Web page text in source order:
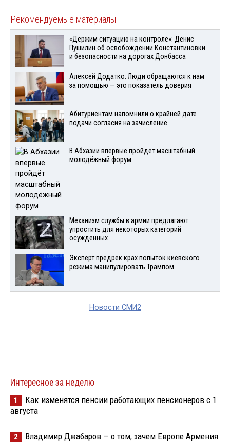
Рекомендуемые материалы
«Держим ситуацию на контроле»: Денис
Пушилин об освобождении Константиновки
и безопасности на дорогах Донбасса
Алексей Додатко: Люди обращаются к нам
за помощью — это показатель доверия
Абитуриентам напомнили о крайней дате
подачи согласия на зачисление
В Абхазии впервые пройдёт масштабный
молодёжный форум
Механизм службы в армии предлагают
упростить для некоторых категорий
осужденных
Эксперт предрек крах попыток киевского
режима манипулировать Трампом
Новости СМИ2
Интересное за неделю
1
Как изменятся пенсии работающих пенсионеров с 1
августа
2 Владимир Джабаров — о том, зачем Европе Армения